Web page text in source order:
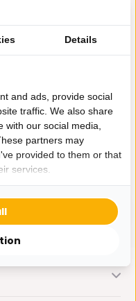
promoties. We zullen
Details
and ads, provide social
traffic. We also share
our social media,
partners may
provided to them or that
services.